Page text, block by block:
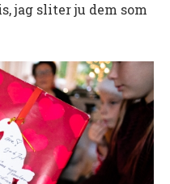
jag sliter ju dem som